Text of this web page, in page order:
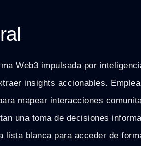
Web3 impulsada por
insights accionables.
mapear interacciones
una toma de decisiones
lista blanca para acceder de